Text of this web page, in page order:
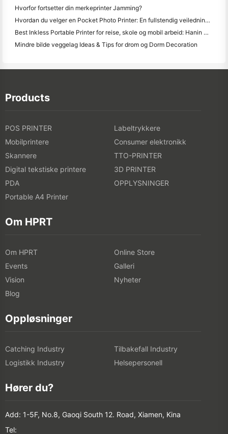
Hvorfor fortsetter din merkeprinter Jamming?
Hvordan du velger en Pocket Photo Printer: En fullstendig veiledning for journalistering, reise og iPhone brukere
Best Inkless Portable Printer for reise, skole og mobil arbeid: Hanin MT620 Pro-review
Mindre bilde veggelag Ideas & Tips for drom og Dorm Decoration
Products
POS PRINTER
Labeltrykkere
Mobilprintere
Consumer elektronikk
Skannere
TTO-PRINTER
Digital tekstiske printere
3D PRINTER
PDA
OPPLYSNINGER
Portable A4 Printer
Om HPRT
Om HPRT
Online Store
Events
Galleri
Vision
Nyheter
Blog
Oppløsninger
Catching Industry
Tilbakefall Industry
Logistikk Industry
Helsepersonell
Hører du?
Add: 1-5F, No.8, Gaoqi South 12. Road, Xiamen, Kina
Tel: